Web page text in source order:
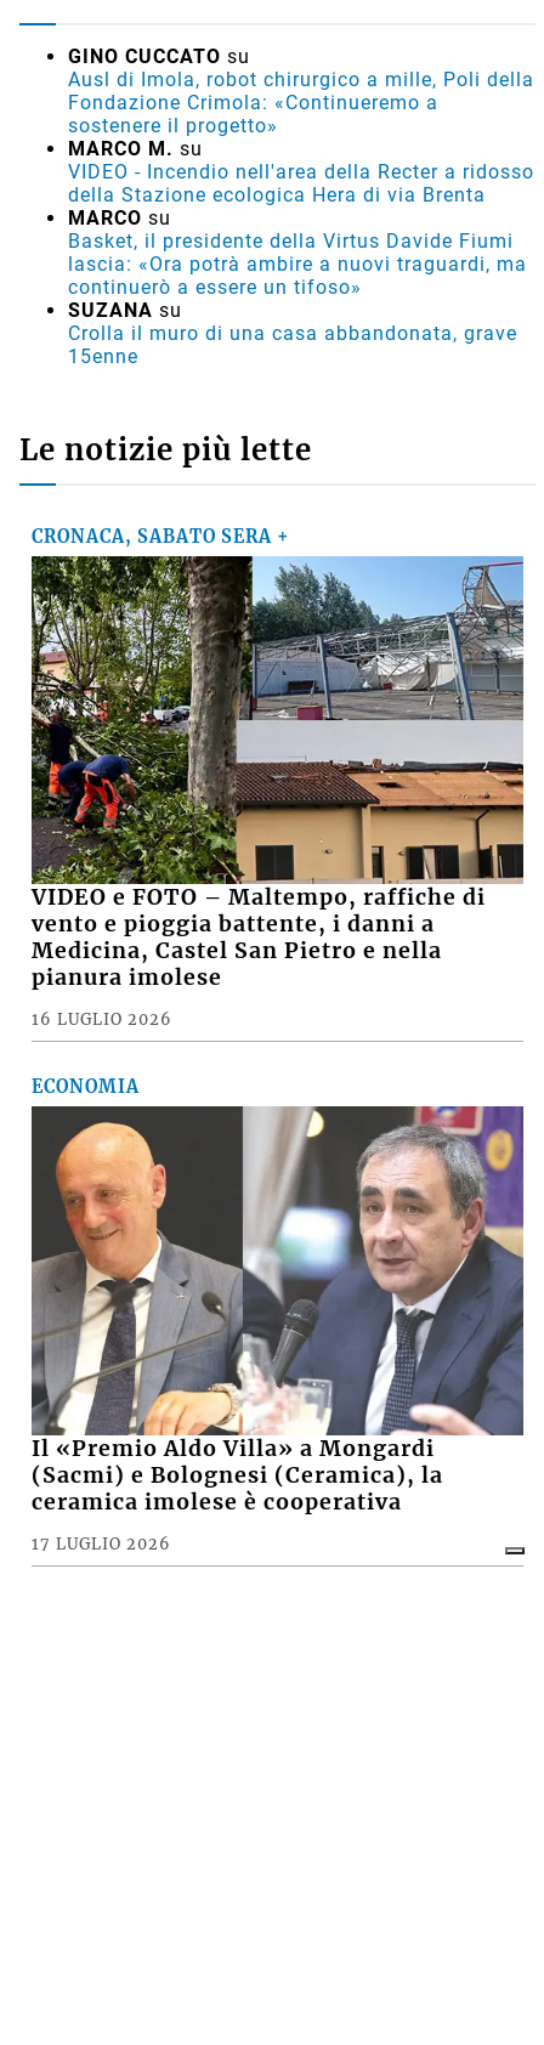
GINO CUCCATO su
Ausl di Imola, robot chirurgico a mille, Poli della
Fondazione Crimola: «Continueremo a
sostenere il progetto»
MARCO M. su
VIDEO - Incendio nell'area della Recter a ridosso
della Stazione ecologica Hera di via Brenta
MARCO su
Basket, il presidente della Virtus Davide Fiumi
lascia: «Ora potrà ambire a nuovi traguardi, ma
continuerò a essere un tifoso»
SUZANA su
Crolla il muro di una casa abbandonata, grave
15enne
Le notizie più lette
CRONACA, SABATO SERA +
VIDEO e FOTO – Maltempo, raffiche di
vento e pioggia battente, i danni a
Medicina, Castel San Pietro e nella
pianura imolese
16 LUGLIO 2026
ECONOMIA
Il «Premio Aldo Villa» a Mongardi
(Sacmi) e Bolognesi (Ceramica), la
ceramica imolese è cooperativa
17 LUGLIO 2026